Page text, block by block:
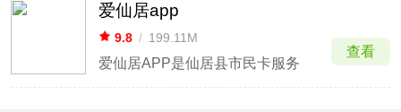
爱仙居app
9.8 / 199.11M
爱仙居APP是仙居县市民卡服务
查看